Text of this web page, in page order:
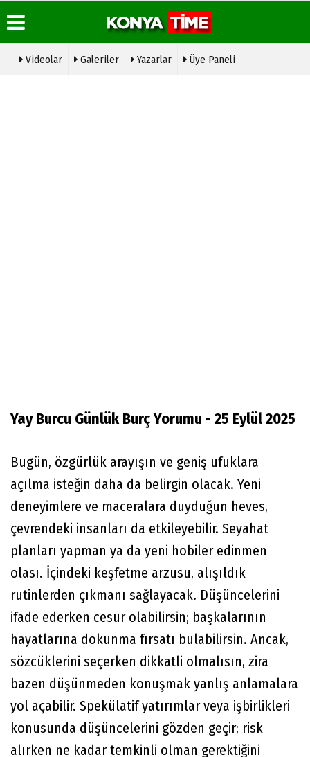
Videolar Galeriler Yazarlar Üye Paneli
Yay Burcu Günlük Burç Yorumu - 25 Eylül 2025
Bugün, özgürlük arayışın ve geniş ufuklara
açılma isteğin daha da belirgin olacak. Yeni
deneyimlere ve maceralara duyduğun heves,
çevrendeki insanları da etkileyebilir. Seyahat
planları yapman ya da yeni hobiler edinmen
olası. İçindeki keşfetme arzusu, alışıldık
rutinlerden çıkmanı sağlayacak. Düşüncelerini
ifade ederken cesur olabilirsin; başkalarının
hayatlarına dokunma fırsatı bulabilirsin. Ancak,
sözcüklerini seçerken dikkatli olmalısın, zira
bazen düşünmeden konuşmak yanlış anlamalara
yol açabilir. Spekülatif yatırımlar veya işbirlikleri
konusunda düşüncelerini gözden geçir; risk
alırken ne kadar temkinli olman gerektiğini